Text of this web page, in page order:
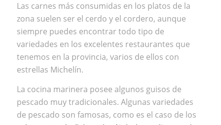
Las carnes más consumidas en los platos de la
zona suelen ser el cerdo y el cordero, aunque
siempre puedes encontrar todo tipo de
variedades en los excelentes restaurantes que
tenemos en la provincia, varios de ellos con
estrellas Michelín.
La cocina marinera posee algunos guisos de
pescado muy tradicionales. Algunas variedades
de pescado son famosas, como es el caso de los